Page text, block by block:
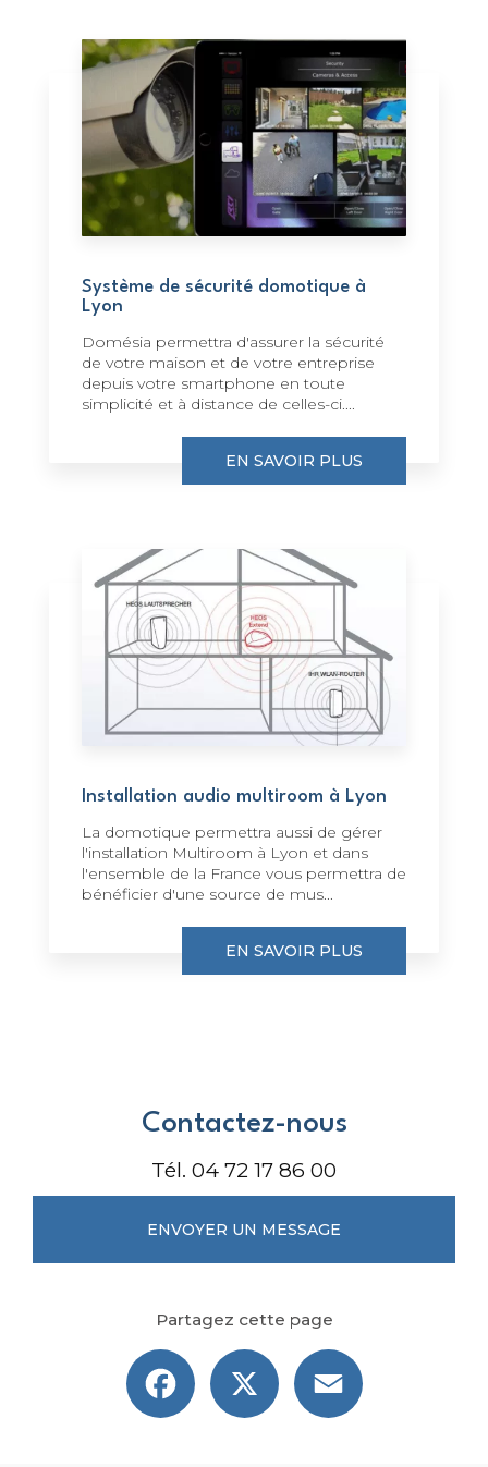
Système de sécurité domotique à
Lyon
Domésia permettra d'assurer la sécurité
de votre maison et de votre entreprise
depuis votre smartphone en toute
simplicité et à distance de celles-ci....
EN SAVOIR PLUS
Installation audio multiroom à Lyon
La domotique permettra aussi de gérer
l'installation Multiroom à Lyon et dans
l'ensemble de la France vous permettra de
bénéficier d'une source de mus...
EN SAVOIR PLUS
Contactez-nous
Tél. 04 72 17 86 00
ENVOYER UN MESSAGE
Partagez cette page
Facebook